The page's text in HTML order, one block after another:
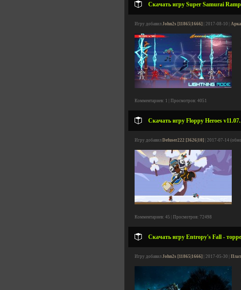
Скачать игру Super Samurai
Игру добавил John2s [11865|1666] | 2017-08-10 |
Комментариев: 1 | Просмотров: 4051
Скачать игру Floppy Heroes
Игру добавил Defuser222 [3626|10] | 2017-07-14
Комментариев: 45 | Просмотров: 72498
Скачать игру Entropy's Fall -
Игру добавил John2s [11865|1666] | 2017-05-30 |